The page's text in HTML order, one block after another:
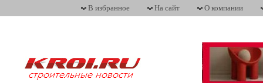
В избранное На сайт О компании